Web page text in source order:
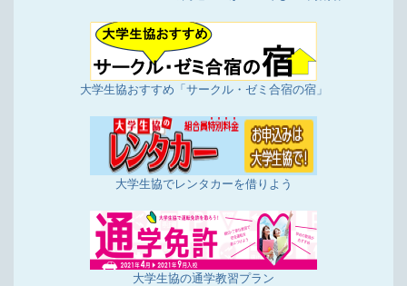
11/16更新
店舗投稿版ひとことカード「2023年10月16日～11
月15日集計分」を掲載しました
10/16更新
店舗投稿版ひとことカード「2023年9月16日～10
月15日集計分」を掲載しました
9/25更新
店舗投稿版ひとことカード「2023年8月16日～9月
8/16更新
店舗投稿版ひとことカード「2023年7月16日～8月
15日集計分」を掲載しました
大学生協おすすめ「サークル・ゼミ合宿の宿」
大学生協でレンタカーを借りよう
大学生協の通学教習プラン